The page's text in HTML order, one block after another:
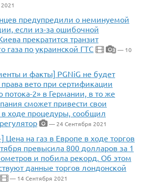
предупредили о неминуемой
если из-за ошибочной
прекратится транзит
газа по украинской ГТС
3 — 10
и факты] PGNiG не будет
вето при сертификации
потока-2» в Германии, в то же
сможет привести свои
ходе процедуры, сообщил
— 24 Сентября 2021
Цена на газ в Европе в ходе торгов
превысила 800 долларов за 1
и побила рекорд. Об этом
данные торгов лондонской
— 14 Сентября 2021